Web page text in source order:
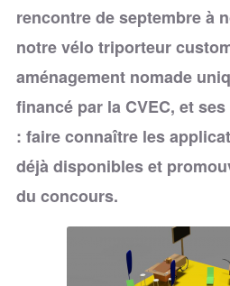
rencontre de septembre à
notre vélo triporteur
aménagement nomade
financé par la CVEC, et
: faire connaître les
déjà disponibles et
du concours.